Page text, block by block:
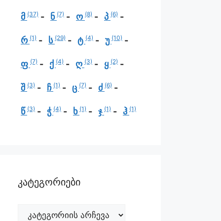
მ (37) ნ (7) ო (8) პ (6)
რ (1) ს (29) ტ (4) უ (10)
ფ (7) ქ (4) ღ (3) ყ (2)
შ (3) ჩ (1) ც (7) ძ (6)
წ (3) ჭ (4) ხ (1) ჯ (1) ჰ (1)
კატეგორიები